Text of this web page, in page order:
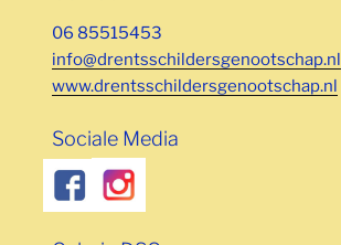
06 85515453
info@drentsschildersgenootschap.nl
www.drentsschildersgenootschap.nl
Sociale Media